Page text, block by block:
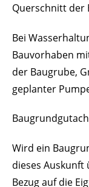
Querschnitt der
Bei
Bauvorhaben
der Baugrube,
geplanter
Wird ein
dieses Auskunft
Bezug auf die